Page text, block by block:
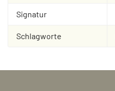
Signatur
Schlagworte